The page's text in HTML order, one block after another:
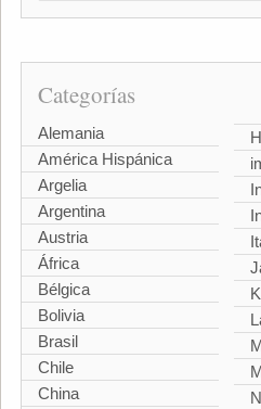
Categorías
Alemania
América Hispánica
Argelia
Argentina
Austria
África
Bélgica
Bolivia
Brasil
Chile
China